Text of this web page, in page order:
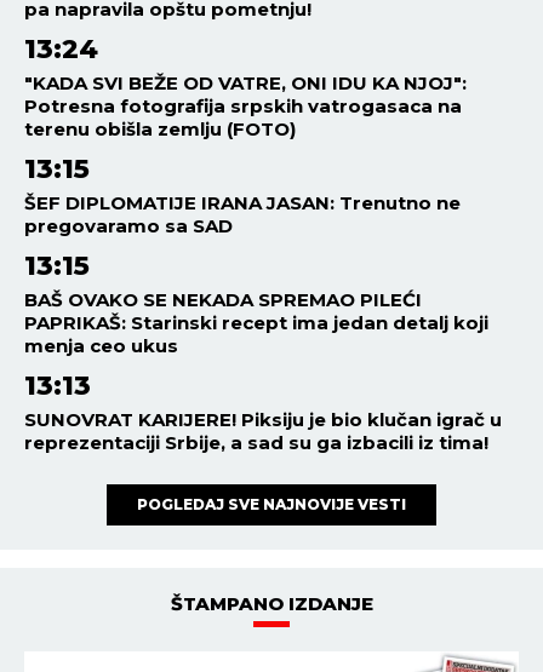
pa napravila opštu pometnju!
13:24
"KADA SVI BEŽE OD VATRE, ONI IDU KA NJOJ":
Potresna fotografija srpskih vatrogasaca na
terenu obišla zemlju (FOTO)
13:15
ŠEF DIPLOMATIJE IRANA JASAN: Trenutno ne
pregovaramo sa SAD
13:15
BAŠ OVAKO SE NEKADA SPREMAO PILEĆI
PAPRIKAŠ: Starinski recept ima jedan detalj koji
menja ceo ukus
13:13
SUNOVRAT KARIJERE! Piksiju je bio klučan igrač u
reprezentaciji Srbije, a sad su ga izbacili iz tima!
POGLEDAJ SVE NAJNOVIJE VESTI
ŠTAMPANO IZDANJE